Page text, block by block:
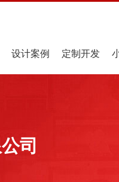
设计案例 定制开发
司